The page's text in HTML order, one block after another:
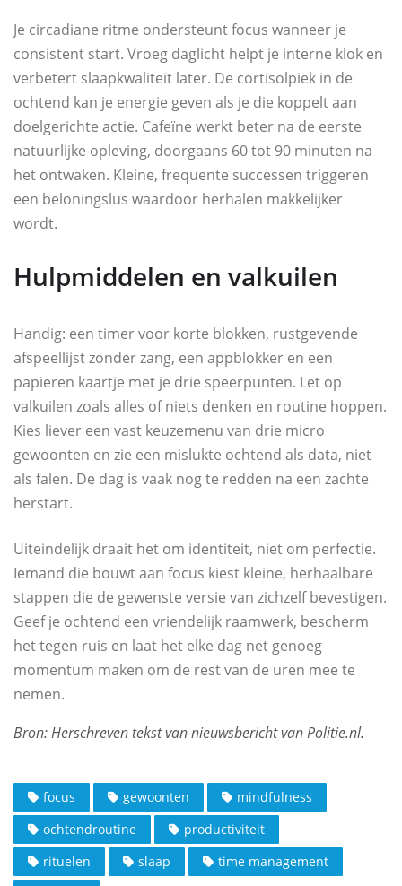
Je circadiane ritme ondersteunt focus wanneer je
consistent start. Vroeg daglicht helpt je interne klok en
verbetert slaapkwaliteit later. De cortisolpiek in de
ochtend kan je energie geven als je die koppelt aan
doelgerichte actie. Cafeïne werkt beter na de eerste
natuurlijke opleving, doorgaans 60 tot 90 minuten na
het ontwaken. Kleine, frequente successen triggeren
een beloningslus waardoor herhalen makkelijker
wordt.
Hulpmiddelen en valkuilen
Handig: een timer voor korte blokken, rustgevende
afspeellijst zonder zang, een appblokker en een
papieren kaartje met je drie speerpunten. Let op
valkuilen zoals alles of niets denken en routine hoppen.
Kies liever een vast keuzemenu van drie micro
gewoonten en zie een mislukte ochtend als data, niet
als falen. De dag is vaak nog te redden na een zachte
herstart.
Uiteindelijk draait het om identiteit, niet om perfectie.
Iemand die bouwt aan focus kiest kleine, herhaalbare
stappen die de gewenste versie van zichzelf bevestigen.
Geef je ochtend een vriendelijk raamwerk, bescherm
het tegen ruis en laat het elke dag net genoeg
momentum maken om de rest van de uren mee te
nemen.
focus gewoonten
mindfulness
ochtendroutine
productiviteit
rituelen
slaap
time management